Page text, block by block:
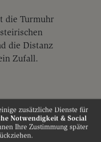
die Turmuhr
die Distanz
Zufall.
zusätzliche Dienste für
Notwendigkeit & Social
Ihre Zustimmung später